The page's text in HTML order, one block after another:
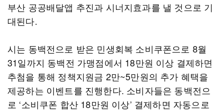
부산 공공배달앱 추진과 시너지효과를 낼 것으로 기
대된다.
시는 동백전으로 받은 민생회복 소비쿠폰으로 8월
31일까지 동백전 가맹점에서 18만원 이상 결제하면
추첨을 통해 정책지원금 2만~5만원의 추가 혜택을
제공하는 이벤트를 진행한다. 소비자들은 동백전으
로 ‘소비쿠폰 합산 18만원 이상’ 결제하면 자동으로